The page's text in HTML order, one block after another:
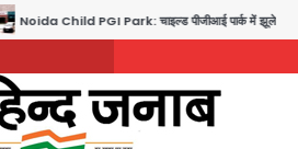
PGI Park: चाइल्ड पीजीआई पार्क में झूले के पास लोहे की ग्रिल में